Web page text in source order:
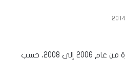
بنسبة 23 في المائة في الفترة من عام 2006 إلى 2008، حسب